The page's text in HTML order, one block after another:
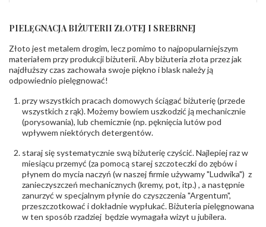
INNE PARAMETRY
Producent
odpowiedzialny:
Łazur sp.j. Kowalowy 134 38-200 Jasło; NIP:
6850004631; tel.13 44 56 100;
biuro@obraczki.pl ,PZ Stelmach Sp. z o.o. ul.
Północna 22 45-805 Opole; NIP 7542889545;
Tel. +48 77 54 90 100; biuro@stelmach.pl
Bezpieczeństwo
- rodzaj
ostrzeżenia:
Nie nadaje się dla dzieci w wieku poniżej 3 lat
, Elementy w wyrobie wykonane z białego złota
zawierają nikiel
PIELĘGNACJA BIŻUTERII ZŁOTEJ I SREBRNEJ
Złoto jest metalem drogim, lecz pomimo to najpopularniejszym
materiałem przy produkcji biżuterii. Aby biżuteria złota przez jak
najdłuższy czas zachowała swoje piękno i blask należy ją
odpowiednio pielęgnować!
przy wszystkich pracach domowych ściągać biżuterię (przede
wszystkich z rąk). Możemy bowiem uszkodzić ją mechanicznie
(porysowania), lub chemicznie (np. pęknięcia lutów pod
wpływem niektórych detergentów.
staraj się systematycznie swą biżuterię czyścić. Najlepiej raz w
miesiącu przemyć (za pomocą starej szczoteczki do zębów i
płynem do mycia naczyń (w naszej firmie używamy "Ludwika") z
zanieczyszczeń mechanicznych (kremy, pot, itp.) , a następnie
zanurzyć w specjalnym płynie do czyszczenia "Argentum",
przeszczotkować i dokładnie wypłukać. Biżuteria pielęgnowana
w ten sposób rzadziej będzie wymagała wizyt u jubilera.